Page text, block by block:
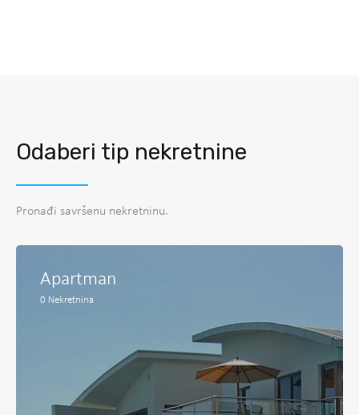
Odaberi tip nekretnine
Pronađi savršenu nekretninu.
Apartman
0 Nekretnina